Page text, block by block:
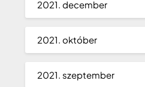
2021. december
2021. október
2021. szeptember